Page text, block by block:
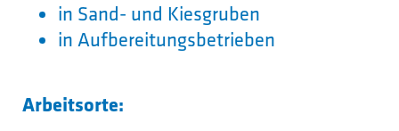
in Sand- und Kiesgruben
in Aufbereitungsbetrieben
Arbeitsorte: